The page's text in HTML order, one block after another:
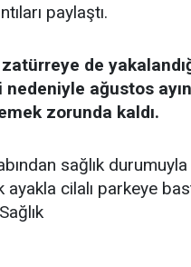
paylaştı.
de
ağustos
zorunda kaldı.
sağlık
ayakla cilalı parkeye